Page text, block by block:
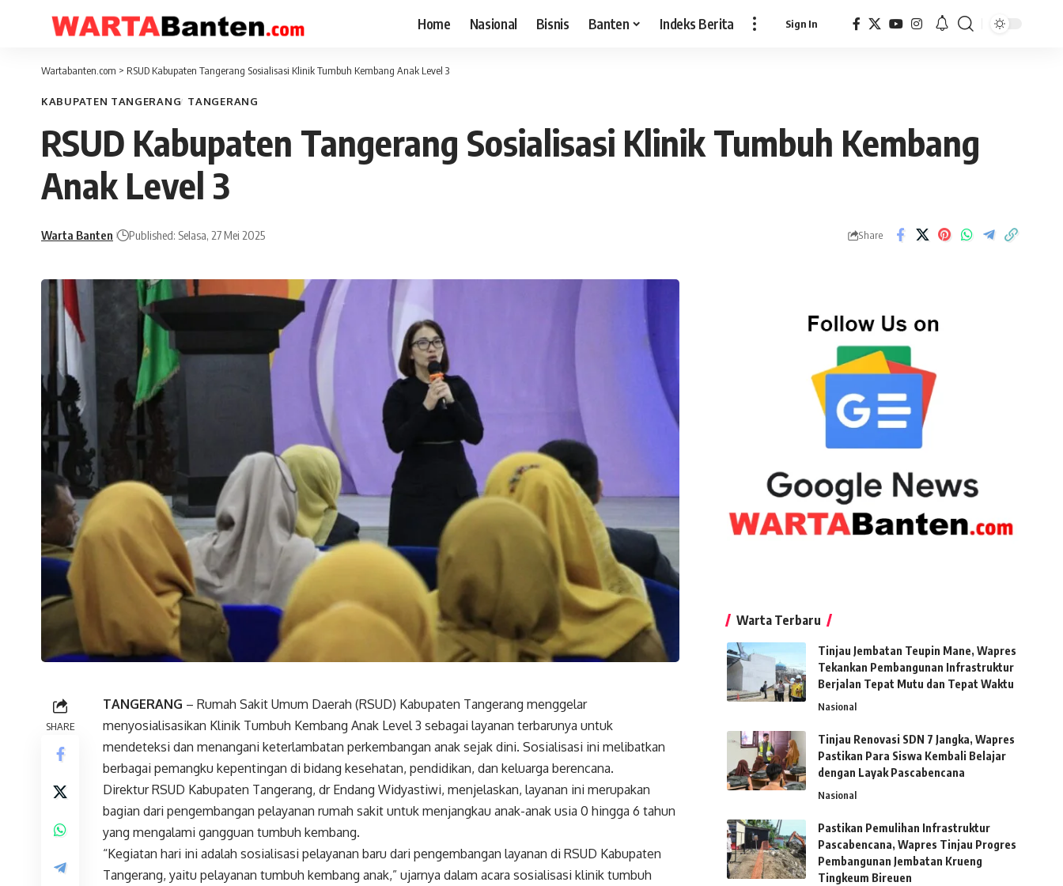
Home Nasional Bisnis Banten Indeks Berita Sign In
Wartabanten.com > RSUD Kabupaten Tangerang Sosialisasi Klinik Tumbuh Kembang Anak Level 3
KABUPATEN TANGERANG TANGERANG
RSUD Kabupaten Tangerang Sosialisasi Klinik Tumbuh Kembang
Anak Level 3
Warta Banten Published: Selasa, 27 Mei 2025 Share
SHARE
TANGERANG – Rumah Sakit Umum Daerah (RSUD) Kabupaten Tangerang menggelar
menyosialisasikan Klinik Tumbuh Kembang Anak Level 3 sebagai layanan terbarunya untuk
mendeteksi dan menangani keterlambatan perkembangan anak sejak dini. Sosialisasi ini melibatkan
berbagai pemangku kepentingan di bidang kesehatan, pendidikan, dan keluarga berencana.
Direktur RSUD Kabupaten Tangerang, dr Endang Widyastiwi, menjelaskan, layanan ini merupakan
bagian dari pengembangan pelayanan rumah sakit untuk menjangkau anak-anak usia 0 hingga 6 tahun
yang mengalami gangguan tumbuh kembang.
“Kegiatan hari ini adalah sosialisasi pelayanan baru dari pengembangan layanan di RSUD Kabupaten
Tangerang, yaitu pelayanan tumbuh kembang anak,” ujarnya dalam acara sosialisasi klinik tumbuh
Warta Terbaru
Tinjau Jembatan Teupin Mane, Wapres
Tekankan Pembangunan Infrastruktur
Berjalan Tepat Mutu dan Tepat Waktu
Nasional
Tinjau Renovasi SDN 7 Jangka, Wapres
Pastikan Para Siswa Kembali Belajar
dengan Layak Pascabencana
Nasional
Pastikan Pemulihan Infrastruktur
Pascabencana, Wapres Tinjau Progres
Pembangunan Jembatan Krueng
Tingkeum Bireuen